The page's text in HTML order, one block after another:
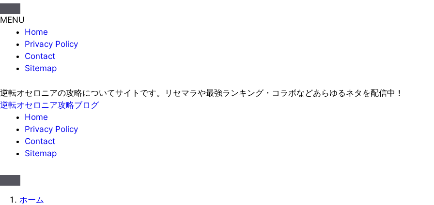
MENU
Home
Privacy Policy
Contact
Sitemap
逆転オセロニアの攻略についてサイトです。リセマラや最強ランキング・コラボなどあらゆるネタを配信中！
逆転オセロニア攻略ブログ
Home
Privacy Policy
Contact
Sitemap
ホーム